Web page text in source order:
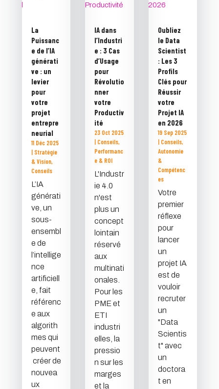
La
Puissanc
e de l’IA
générati
ve : un
levier
pour
votre
projet
entrepre
neurial
11 Déc 2025
| Stratégie
& Vision,
Conseils
L’IA
générati
ve, un
sous-
ensembl
e de
l’intellige
nce
artificiell
e, fait
référenc
e aux
algorith
mes qui
peuvent
créer de
nouvea
ux
IA dans
l’Industri
e : 3 Cas
d’Usage
pour
Révolutio
nner
votre
Productiv
ité
23 Oct 2025
| Conseils,
Performanc
e & ROI
L'Industr
ie 4.0
n'est
plus un
concept
lointain
réservé
aux
multinati
onales.
Pour les
PME et
ETI
industri
elles, la
pressio
n sur les
marges
et la
Oubliez
le Data
Scientist
: Les 3
Profils
Clés pour
Réussir
votre
Projet IA
en 2026
19 Sep 2025
| Conseils,
Autonomie
&
Compétenc
es
Votre
premier
réflexe
pour
lancer
un
projet IA
est de
vouloir
recruter
un
"Data
Scientis
t" avec
un
doctora
t en